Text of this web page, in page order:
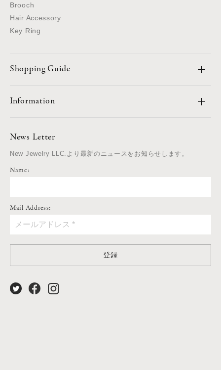
Brooch
Hair Accessory
Key Ring
Shopping Guide
Information
News Letter
New Jewelry LLC.より最新のニュースをお知らせします。
Name:
Mail Address:
登録